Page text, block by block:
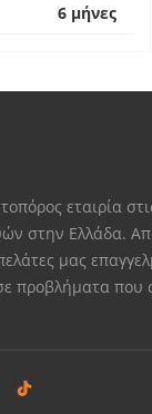
6 μήνες
εταιρία
στην Ελλάδα.
μας
προβλήματα που